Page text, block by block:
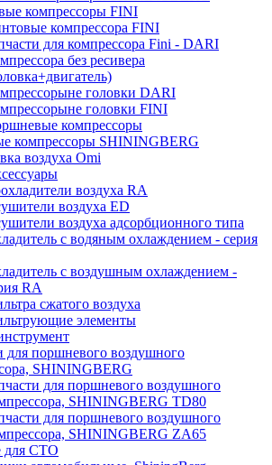
компрессоры FINI
компрессора FINI
для компрессора Fini - DARI
без ресивера
головки DARI
головки FINI
компрессоры
компрессоры SHININGBERG
воздуха Omi
воздуха RA
воздуха ED
воздуха адсорбционного типа
с водяным охлаждением - серия
с воздушным охлаждением -
RA
сжатого воздуха
элементы
для поршневого воздушного
SHININGBERG
для поршневого воздушного
SHININGBERG TD80
для поршневого воздушного
SHININGBERG ZA65
для СТО